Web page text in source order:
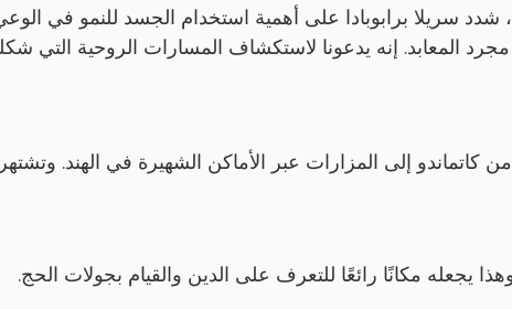
سريلا برابوبادا على أهمية استخدام الجسد للنمو في
المعابد. إنه يدعونا لاستكشاف المسارات الروحية التي
إلى المزارات عبر الأماكن الشهيرة في الهند. وتشتهر
يجعله مكانًا رائعًا للتعرف على الدين والقيام بجولات الحج.